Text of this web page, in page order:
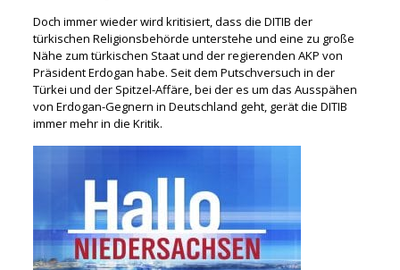
Doch immer wieder wird kritisiert, dass die DITIB der
türkischen Religionsbehörde unterstehe und eine zu große
Nähe zum türkischen Staat und der regierenden AKP von
Präsident Erdogan habe. Seit dem Putschversuch in der
Türkei und der Spitzel-Affäre, bei der es um das Ausspähen
von Erdogan-Gegnern in Deutschland geht, gerät die DITIB
immer mehr in die Kritik.